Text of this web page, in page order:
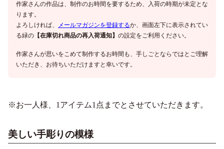
作家さんの作品は、制作のお時間を要するため、入荷の時期が未定とな
ります。
よろしければ、
メールマガジンを登録するか、画面左下に表示されてい
る緑の 【在庫切れ商品の再入荷通知】 の設定をご利用ください。
作家さんが思いをこめて制作するお時間も、手しごとならではとご理解
いただき、お待ちいただけますと幸いです。
※お一人様、1アイテム1点までとさせていただきます。
美しい手彫りの模様